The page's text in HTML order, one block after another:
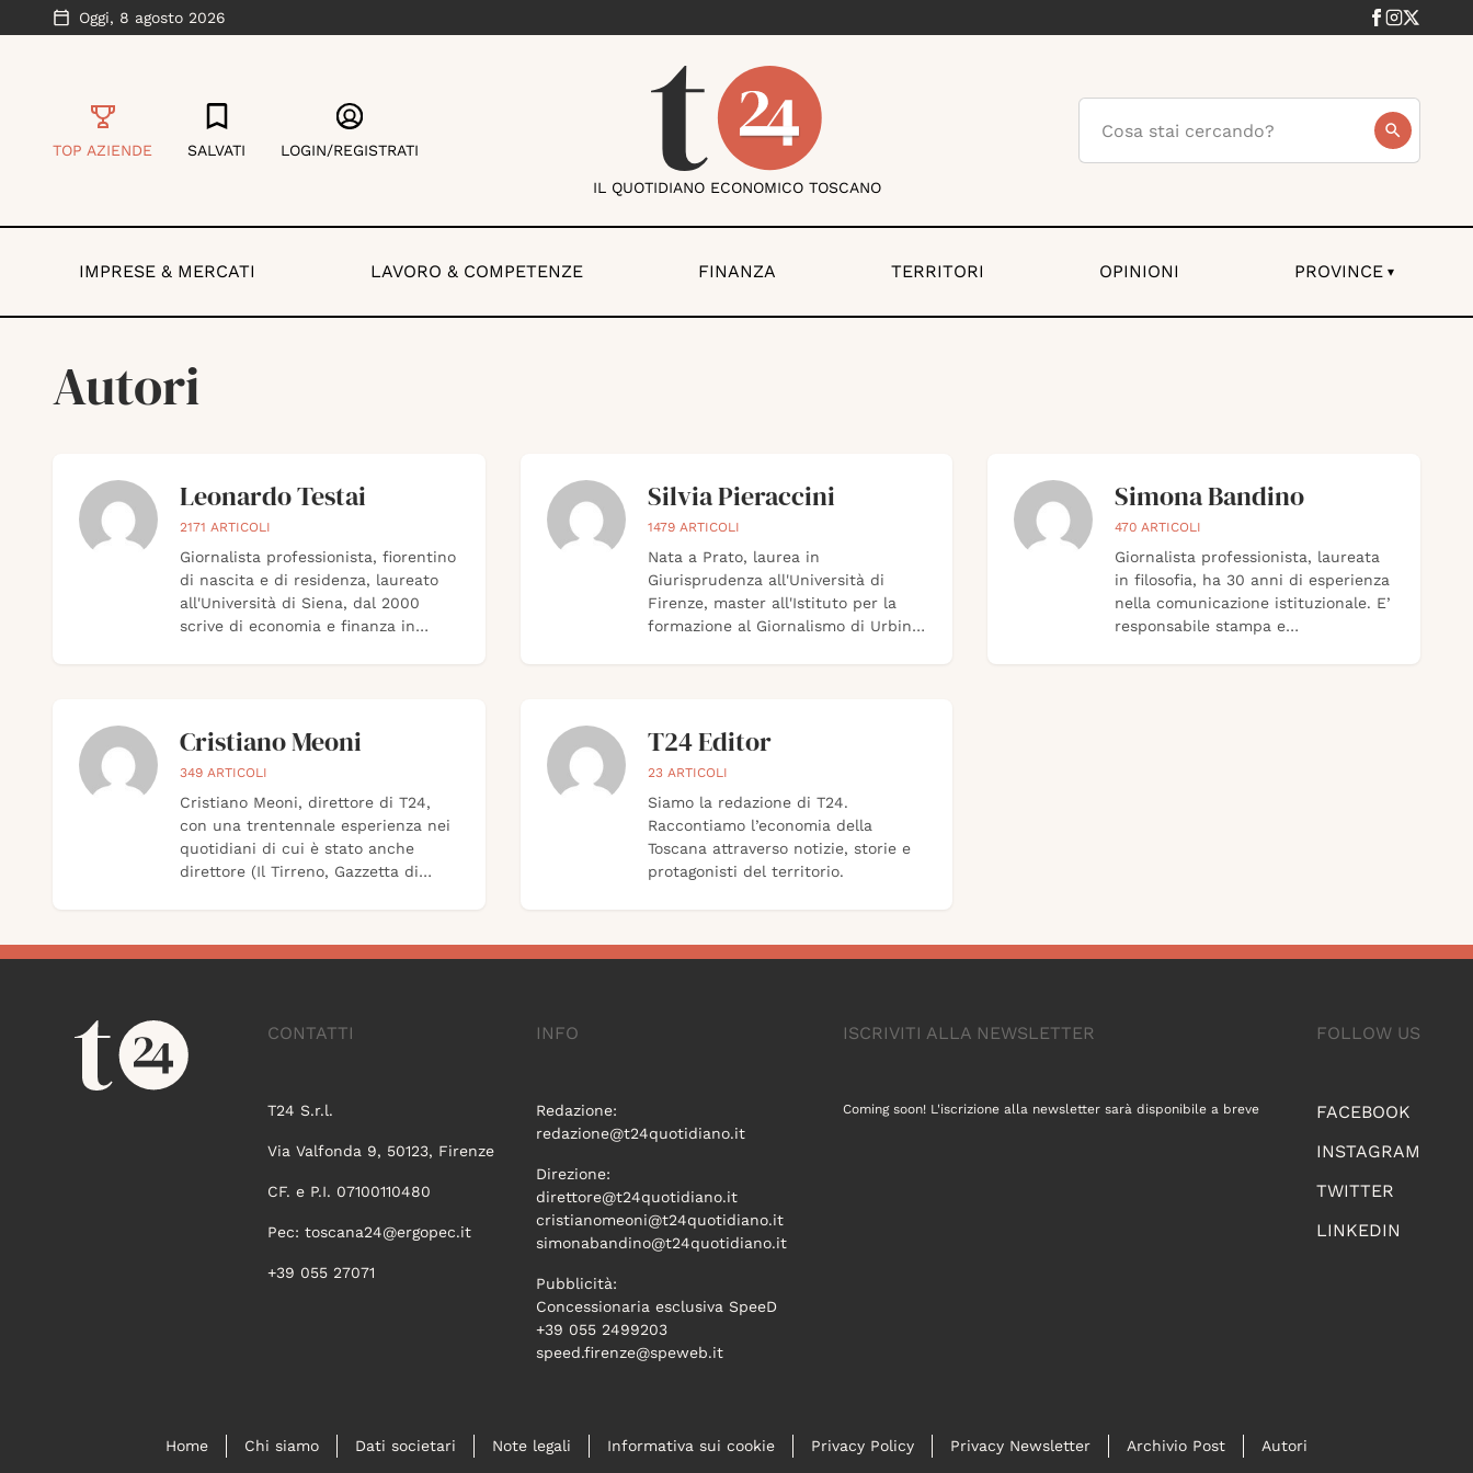
Oggi, 8 agosto 2026
TOP AZIENDE SALVATI LOGIN/REGISTRATI
IL QUOTIDIANO ECONOMICO TOSCANO
IMPRESE & MERCATI LAVORO & COMPETENZE FINANZA TERRITORI OPINIONI PROVINCE ▾
Autori
Leonardo Testai
2171 ARTICOLI
Giornalista professionista, fiorentino
di nascita e di residenza, laureato
all'Università di Siena, dal 2000
scrive di economia e finanza in
Silvia Pieraccini
1479 ARTICOLI
Nata a Prato, laurea in
Giurisprudenza all'Università di
Firenze, master all'Istituto per la
formazione al Giornalismo di Urbino,
Simona Bandino
470 ARTICOLI
Giornalista professionista, laureata
in filosofia, ha 30 anni di esperienza
nella comunicazione istituzionale. E’
responsabile stampa e
Cristiano Meoni
349 ARTICOLI
Cristiano Meoni, direttore di T24,
con una trentennale esperienza nei
quotidiani di cui è stato anche
direttore (Il Tirreno, Gazzetta di
T24 Editor
23 ARTICOLI
Siamo la redazione di T24.
Raccontiamo l’economia della
Toscana attraverso notizie, storie e
protagonisti del territorio.
CONTATTI
T24 S.r.l.
Via Valfonda 9, 50123, Firenze
CF. e P.I. 07100110480
Pec: toscana24@ergopec.it
+39 055 27071
INFO
Redazione:
redazione@t24quotidiano.it
Direzione:
direttore@t24quotidiano.it
cristianomeoni@t24quotidiano.it
simonabandino@t24quotidiano.it
Pubblicità:
Concessionaria esclusiva SpeeD
+39 055 2499203
speed.firenze@speweb.it
FOLLOW US
FACEBOOK
INSTAGRAM
TWITTER
LINKEDIN
ISCRIVITI ALLA NEWSLETTER
Coming soon! L'iscrizione alla newsletter sarà disponibile a breve
Home Chi siamo Dati societari Note legali Informativa sui cookie Privacy Policy Privacy Newsletter Archivio Post Autori